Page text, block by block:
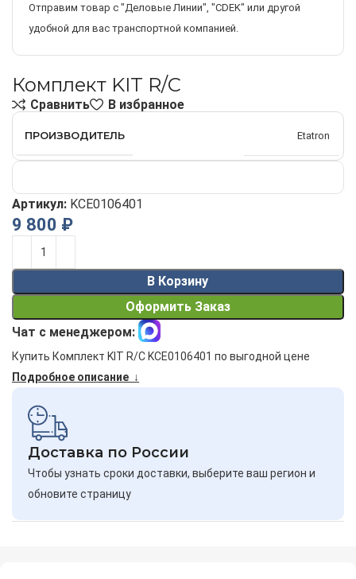
Отправим товар с "Деловые Линии", "CDEK" или другой
удобной для вас транспортной компанией.
Комплект KIT R/C
Сравнить В избранное
ПРОИЗВОДИТЕЛЬ Etatron
Артикул: KCE0106401
9 800 ₽
В Корзину
Оформить Заказ
Alternative:
Чат с менеджером:
Купить Комплект KIT R/C KCE0106401 по выгодной цене
Подробное описание ↓
Доставка по России
Чтобы узнать сроки доставки, выберите ваш регион и
обновите страницу